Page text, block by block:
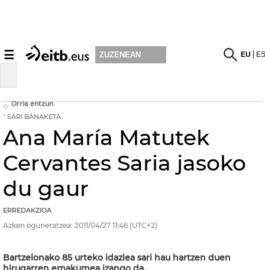
☰ ZUZENEAN EU
Orria entzun
SARI BANAKETA
Ana María Matutek
Cervantes Saria jasoko
du gaur
ERREDAKZIOA
Azken eguneratzea: 2011/04/27 11:46 (UTC+2)
Bartzelonako 85 urteko idazlea sari hau hartzen duen